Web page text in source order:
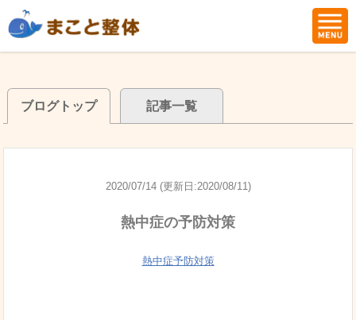
ブログトップ 記事一覧
2020/07/14 (更新日:2020/08/11)
熱中症の予防対策
熱中症予防対策